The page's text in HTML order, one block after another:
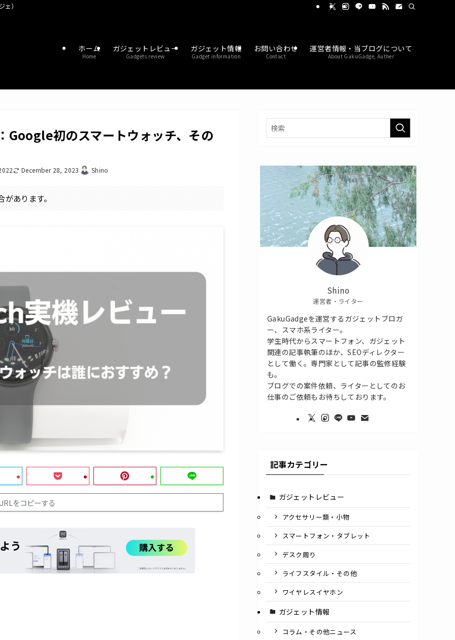
）
ホーム
Home
ガジェットレビュー
Gadgets review
ガジェット情報
Gadget information
お問い合わせ
Contact
運営者情報・当ブログについて
About GakuGadge, Auther
初のスマートウォッチ、その
December 28, 2023 Shino
あります。
をコピーする
Shino
運営者・ライター
GakuGadgeを運営するガジェットブロガ
ー、スマホ系ライター。
学生時代からスマートフォン、ガジェット
関連の記事執筆のほか、SEOディレクター
として働く。専門家として記事の監修経験
も。
ブログでの案件依頼、ライターとしてのお
仕事のご依頼もお待ちしております。
記事カテゴリー
ガジェットレビュー
アクセサリー類・小物
スマートフォン・タブレット
デスク周り
ライフスタイル・その他
ワイヤレスイヤホン
ガジェット情報
コラム・その他ニュース